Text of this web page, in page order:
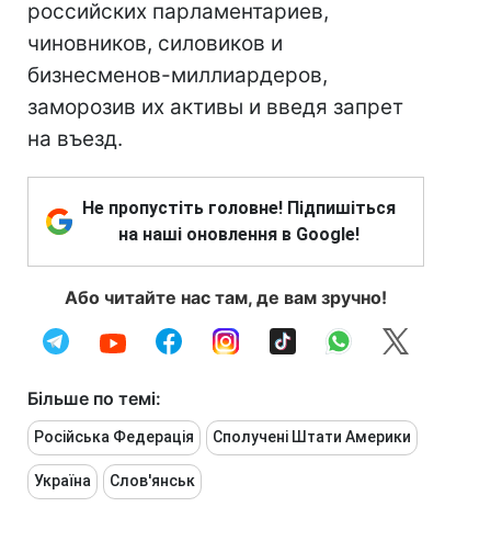
российских парламентариев,
чиновников, силовиков и
бизнесменов-миллиардеров,
заморозив их активы и введя запрет
на въезд.
Не пропустіть головне! Підпишіться
на наші оновлення в Google!
Або читайте нас там, де вам зручно!
Більше по темі:
Російська Федерація Сполучені Штати Америки
Україна Слов'янськ